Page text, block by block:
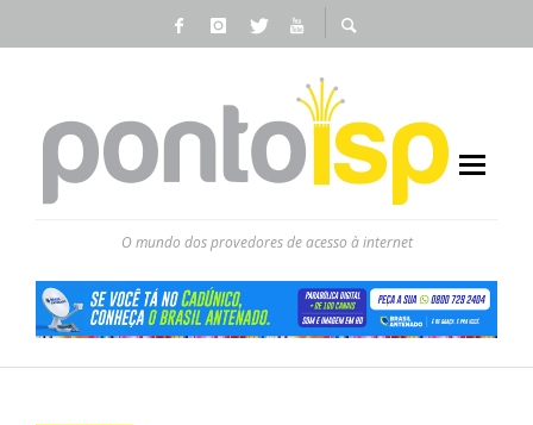
O mundo dos provedores de acesso à internet